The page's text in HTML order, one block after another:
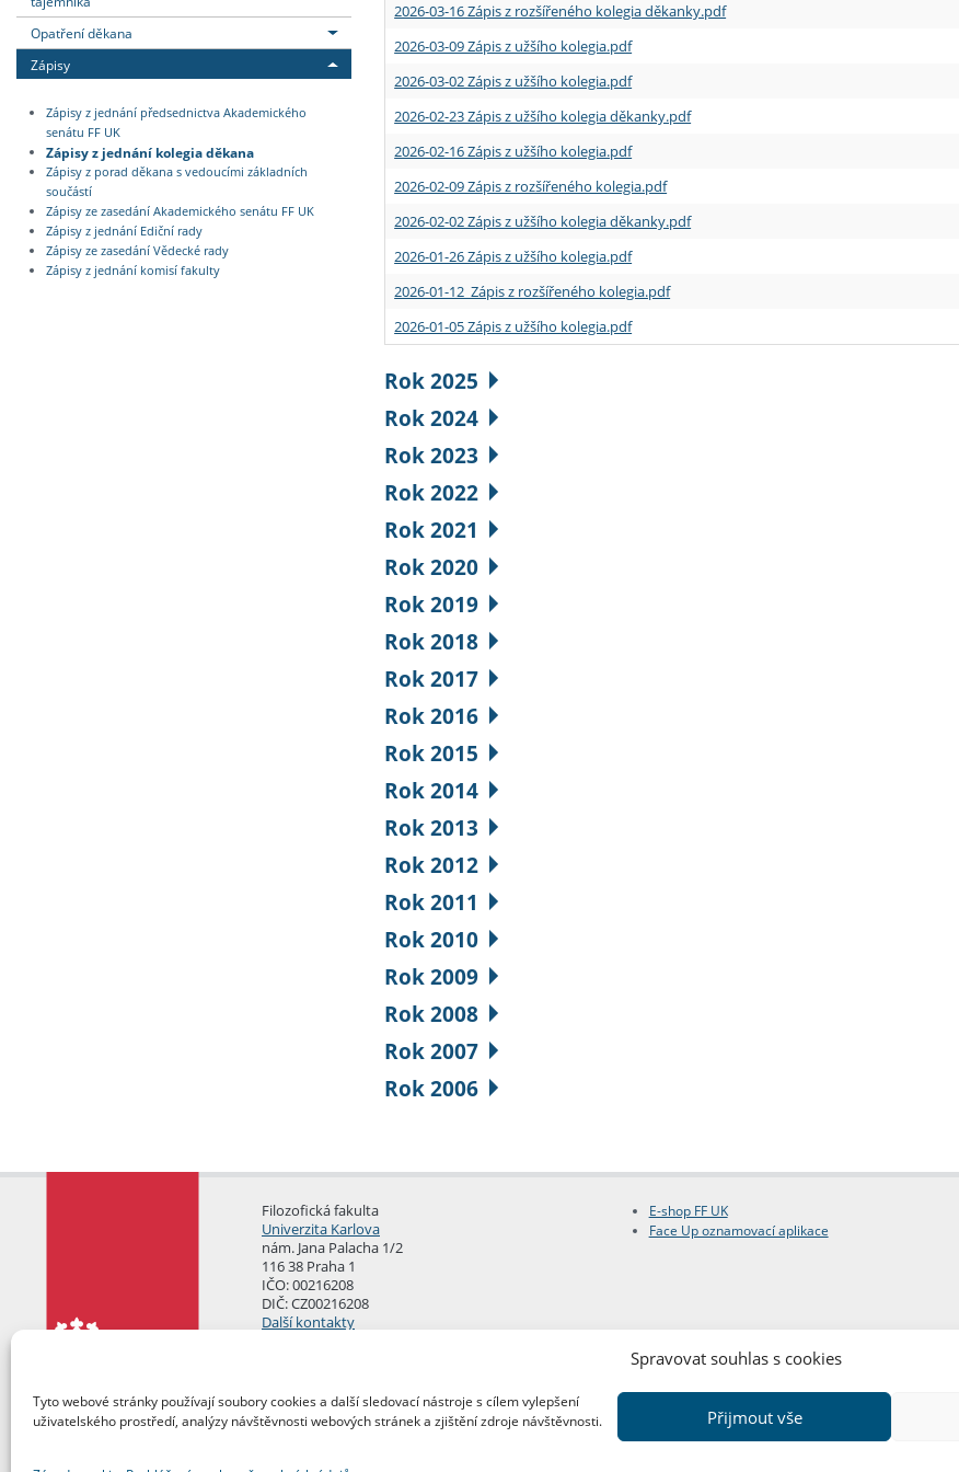
Spravovat souhlas s cookies
Tyto webové stránky používají soubory cookies a další sledovací nástroje s cílem vylepšení
uživatelského prostředí, analýzy návštěvnosti webových stránek a zjištění zdroje návštěvnosti.
Přijmout vše
Opatření děkana
Zápisy
Zápisy z jednání předsednictva Akademického
senátu FF UK
Zápisy z jednání kolegia děkana
Zápisy z porad děkana s vedoucími základních
součástí
Zápisy ze zasedání Akademického senátu FF UK
Zápisy z jednání Ediční rady
Zápisy ze zasedání Vědecké rady
Zápisy z jednání komisí fakulty
2026-03-16 Zápis z rozšířeného kolegia děkanky.pdf
2026-03-09 Zápis z užšího kolegia.pdf
2026-03-02 Zápis z užšího kolegia.pdf
2026-02-23 Zápis z užšího kolegia děkanky.pdf
2026-02-16 Zápis z užšího kolegia.pdf
2026-02-09 Zápis z rozšířeného kolegia.pdf
2026-02-02 Zápis z užšího kolegia děkanky.pdf
2026-01-26 Zápis z užšího kolegia.pdf
2026-01-12 Zápis z rozšířeného kolegia.pdf
2026-01-05 Zápis z užšího kolegia.pdf
Rok 2025
Rok 2024
Rok 2023
Rok 2022
Rok 2021
Rok 2020
Rok 2019
Rok 2018
Rok 2017
Rok 2016
Rok 2015
Rok 2014
Rok 2013
Rok 2012
Rok 2011
Rok 2010
Rok 2009
Rok 2008
Rok 2007
Rok 2006
Filozofická fakulta
Univerzita Karlova
nám. Jana Palacha 1/2
116 38 Praha 1
IČO: 00216208
DIČ: CZ00216208
Další kontakty
E-shop FF UK
Face Up oznamovací aplikace